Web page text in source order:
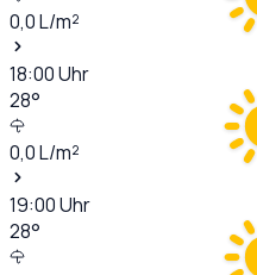
0,0L/m²
18:00Uhr
28°
0,0L/m²
19:00Uhr
28°